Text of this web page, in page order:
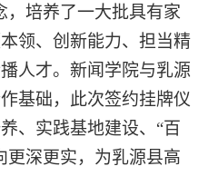
，培养了一大批具有家
领、创新能力、担当精
人才。新闻学院与乳源
基础，此次签约挂牌仪
、实践基地建设、“百
更深更实，为乳源县高